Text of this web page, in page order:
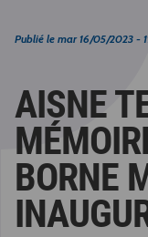
Publié le mar 16/05/2023 -
AISNE
BORNE